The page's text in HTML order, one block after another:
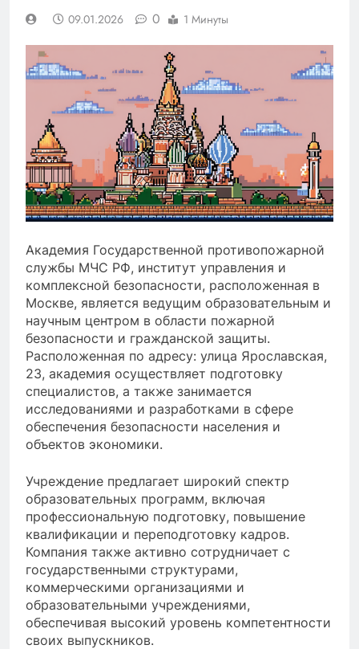
09.01.2026 0 1 Минуты
Академия Государственной противопожарной
службы МЧС РФ, институт управления и
комплексной безопасности, расположенная в
Москве, является ведущим образовательным и
научным центром в области пожарной
безопасности и гражданской защиты.
Расположенная по адресу: улица Ярославская,
23, академия осуществляет подготовку
специалистов, а также занимается
исследованиями и разработками в сфере
обеспечения безопасности населения и
объектов экономики.
Учреждение предлагает широкий спектр
образовательных программ, включая
профессиональную подготовку, повышение
квалификации и переподготовку кадров.
Компания также активно сотрудничает с
государственными структурами,
коммерческими организациями и
образовательными учреждениями,
обеспечивая высокий уровень компетентности
своих выпускников.